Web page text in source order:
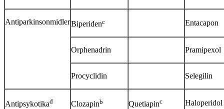
AntiparkinsonmidlerBiperidenc Entacapon
Orphenadrin Pramipexol
Procyclidin Selegilin
Antipsykotikad Clozapinb Quetiapinc Haloperidol